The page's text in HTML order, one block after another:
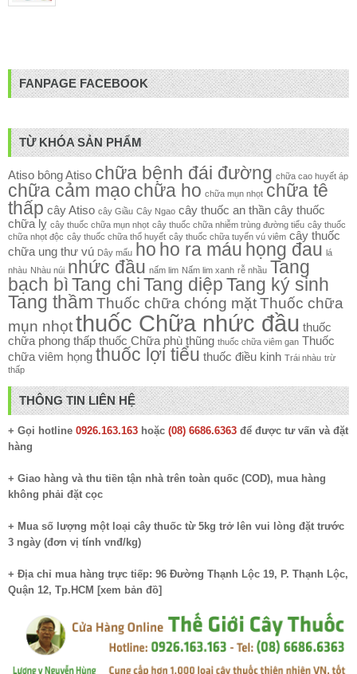
FANPAGE FACEBOOK
TỪ KHÓA SẢN PHẨM
Atiso bông Atiso chữa bệnh đái đường chữa cao huyết áp
chữa cảm mạo chữa ho chữa mụn nhọt chữa tê
thấp cây Atiso cây Giầu Cây Ngao cây thuốc an thần cây thuốc
chữa lỵ cây thuốc chữa mụn nhọt cây thuốc chữa nhiễm trùng đường tiểu cây thuốc
chữa nhọt độc cây thuốc chữa thổ huyết cây thuốc chữa tuyến vú viêm cây thuốc
chữa ung thư vú Dây mấu ho ho ra máu họng đau lá
nhàu Nhàu núi nhức đầu nấm lim Nấm lim xanh rễ nhầu Tang
bạch bì Tang chi Tang diệp Tang ký sinh
Tang thầm Thuốc chữa chóng mặtThuốc chữa
mụn nhọtthuốc Chữa nhức đầu thuốc
chữa phong thấp thuốc Chữa phù thũng thuốc chữa viêm gan Thuốc
chữa viêm họng thuốc lợi tiểu thuốc điều kinh Trái nhàu trừ
thấp
THÔNG TIN LIÊN HỆ
+ Gọi hotline 0926.163.163 hoặc (08) 6686.6363 để được tư vấn và đặt
hàng
+ Giao hàng và thu tiền tận nhà trên toàn quốc (COD), mua hàng
không phải đặt cọc
+ Mua số lượng một loại cây thuốc từ 5kg trở lên vui lòng đặt trước
3 ngày (đơn vị tính vnđ/kg)
+ Địa chỉ mua hàng trực tiếp: 96 Đường Thạnh Lộc 19, P. Thạnh Lộc,
Quận 12, Tp.HCM [xem bản đồ]